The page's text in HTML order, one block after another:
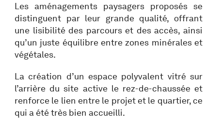
Les aménagements paysagers proposés se
distinguent par leur grande qualité, offrant
une lisibilité des parcours et des accès, ainsi
qu’un juste équilibre entre zones minérales et
végétales.
La création d’un espace polyvalent vitré sur
l’arrière du site active le rez-de-chaussée et
renforce le lien entre le projet et le quartier, ce
qui a été très bien accueilli.